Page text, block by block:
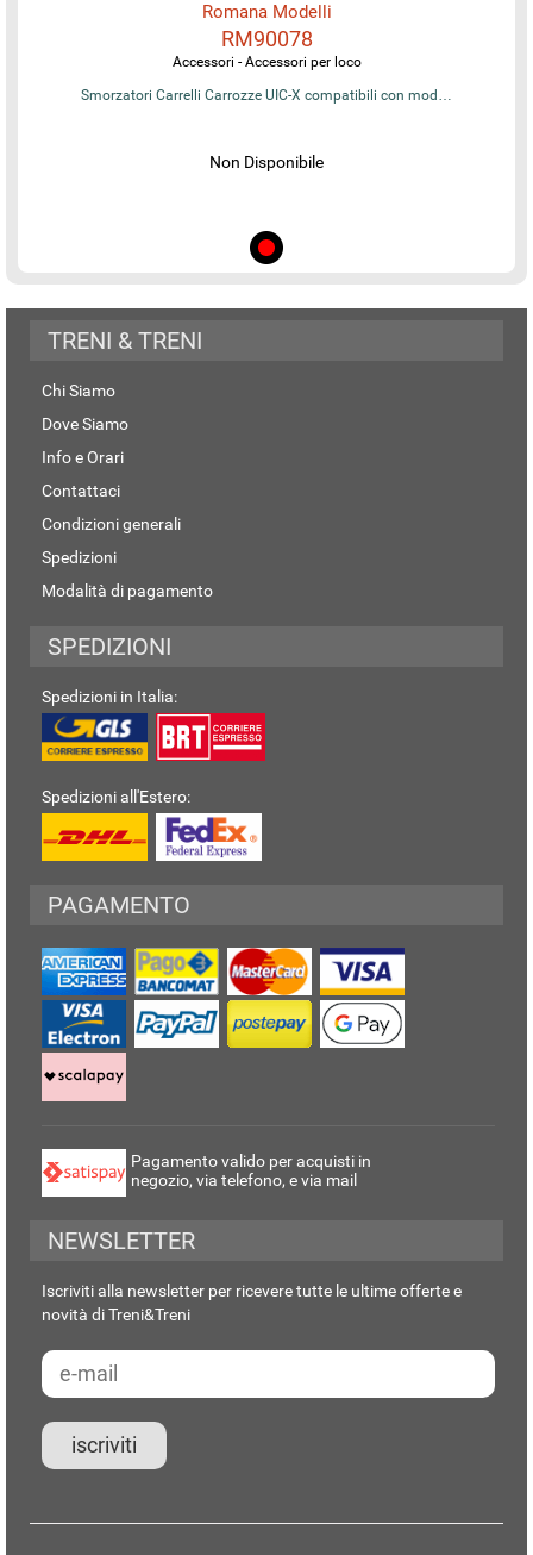
Romana Modelli
RM90078
Accessori - Accessori per loco
Smorzatori Carrelli Carrozze UIC-X compatibili con mod…
Non Disponibile
TRENI & TRENI
Chi Siamo
Dove Siamo
Info e Orari
Contattaci
Condizioni generali
Spedizioni
Modalità di pagamento
SPEDIZIONI
Spedizioni in Italia:
Spedizioni all'Estero:
PAGAMENTO
Pagamento valido per acquisti in
negozio, via telefono, e via mail
NEWSLETTER
Iscriviti alla newsletter per ricevere tutte le ultime offerte e
novità di Treni&Treni